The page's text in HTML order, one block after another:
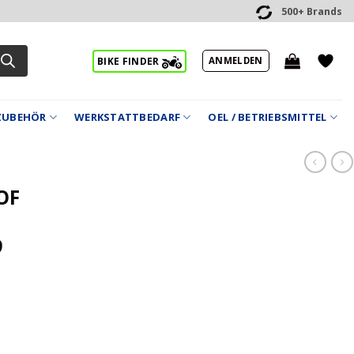
500+ Brands
BIKE FINDER ANMELDEN
WERKSTATTBEDARF OEL / BETRIEBSMITTEL